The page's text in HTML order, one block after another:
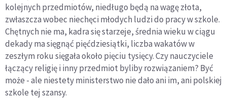
kolejnych przedmiotów, niedługo będą na wagę złota,
zwłaszcza wobec niechęci młodych ludzi do pracy w szkole.
Chętnych nie ma, kadra się starzeje, średnia wieku w ciągu
dekady ma sięgnąć pięćdziesiątki, liczba wakatów w
zeszłym roku sięgała około pięciu tysięcy. Czy nauczyciele
łączący religię i inny przedmiot byliby rozwiązaniem? Być
może - ale niestety ministerstwo nie dało ani im, ani polskiej
szkole tej szansy.